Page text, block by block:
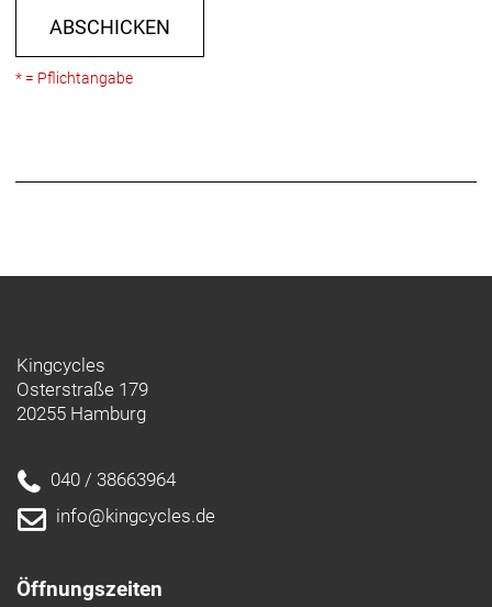
142 x 12 mm Steckachse
ABSCHICKEN
* = Pflichtangabe
Kingcycles
Osterstraße 179
20255 Hamburg
040 / 38663964
info@kingcycles.de
Öffnungszeiten